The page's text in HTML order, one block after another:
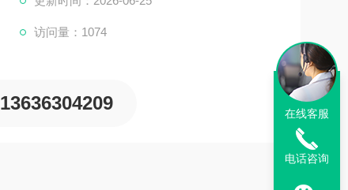
访问量：1074
13636304209 在线客服
电话咨询